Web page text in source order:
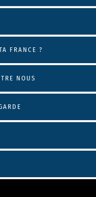
FRANCE ?
NOUS